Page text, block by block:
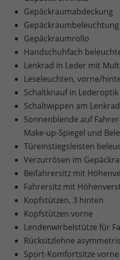
Gepäckraumabdeckung
Gepäckraumbeleuchtung
Gepäckraumrollo
Handschuhfach
Lenkrad in Leder mit
Leseleuchten, vorne/
Schaltknauf in Lederoptik
Schaltwippen am Lenkrad
Sonnenblende auf
Make-up-Spiegel und
Türeinstiegsleisten
Verzurrösen im
Beifahrersitz mit
Fahrersitz mit
Kopfstützen, 3 hinten
Kopfstützen vorne
Lendenwirbelstütze für
Rücksitzlehne
Sport-Komfortsitze vorne